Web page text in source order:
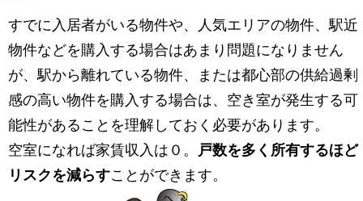
すでに入居者がいる物件や、人気エリアの物件、駅近
物件などを購入する場合はあまり問題になりません
が、駅から離れている物件、または都心部の供給過剰
感の高い物件を購入する場合は、空き室が発生する可
能性があることを理解しておく必要があります。
空室になれば家賃収入は０。 戸数を多く所有するほど
リスクを減らすことができます。